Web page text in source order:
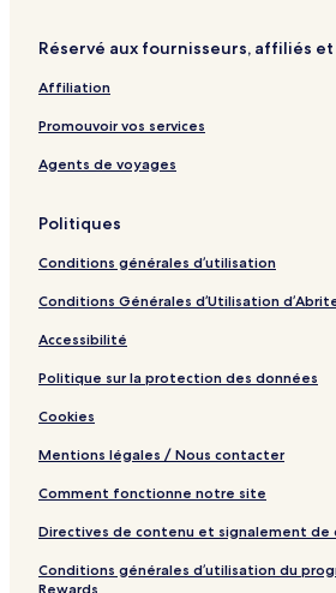
Réservé aux fournisseurs, affiliés et
Affiliation
Promouvoir vos services
Agents de voyages
Politiques
Conditions générales d’utilisation
Conditions Générales d’Utilisation
Accessibilité
Politique sur la protection des données
Cookies
Mentions légales / Nous contacter
Comment fonctionne notre site
Directives de contenu et signalement de
Conditions générales d’utilisation du
Rewards